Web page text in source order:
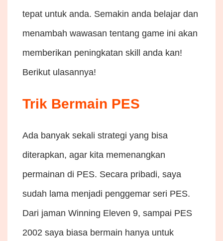
tepat untuk anda. Semakin anda belajar dan
menambah wawasan tentang game ini akan
memberikan peningkatan skill anda kan!
Berikut ulasannya!
Trik Bermain PES
Ada banyak sekali strategi yang bisa
diterapkan, agar kita memenangkan
permainan di PES. Secara pribadi, saya
sudah lama menjadi penggemar seri PES.
Dari jaman Winning Eleven 9, sampai PES
2002 saya biasa bermain hanya untuk